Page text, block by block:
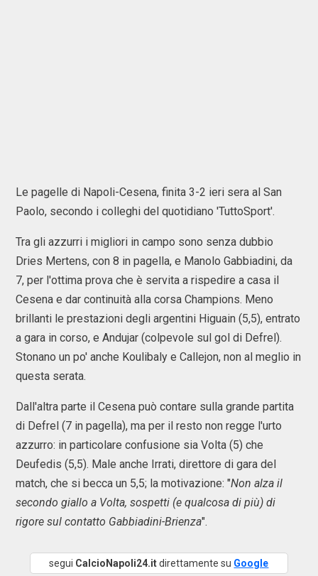
Le pagelle di Napoli-Cesena, finita 3-2 ieri sera al San
Paolo, secondo i colleghi del quotidiano 'TuttoSport'.
Tra gli azzurri i migliori in campo sono senza dubbio
Dries Mertens, con 8 in pagella, e Manolo Gabbiadini, da
7, per l'ottima prova che è servita a rispedire a casa il
Cesena e dar continuità alla corsa Champions. Meno
brillanti le prestazioni degli argentini Higuain (5,5), entrato
a gara in corso, e Andujar (colpevole sul gol di Defrel).
Stonano un po' anche Koulibaly e Callejon, non al meglio in
questa serata.
Dall'altra parte il Cesena può contare sulla grande partita
di Defrel (7 in pagella), ma per il resto non regge l'urto
azzurro: in particolare confusione sia Volta (5) che
Deufedis (5,5). Male anche Irrati, direttore di gara del
match, che si becca un 5,5; la motivazione: "Non alza il
secondo giallo a Volta, sospetti (e qualcosa di più) di
rigore sul contatto Gabbiadini-Brienza".
segui CalcioNapoli24.itdirettamente su Google